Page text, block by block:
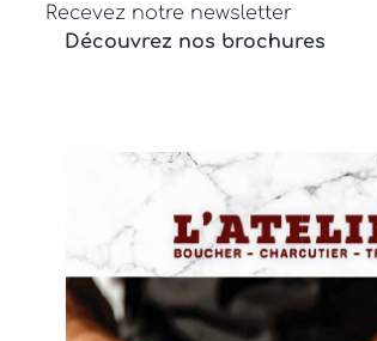
Recevez notre newsletter
Découvrez nos brochures